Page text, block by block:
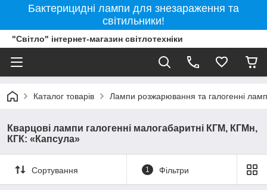
Бактерицидні лампи для знезараження та
світильники!
"Світло" інтернет-магазин світлотехніки
Каталог товарів Лампи розжарювання та галогенні
Кварцові лампи галогенні малогабаритні КГМ, КГМн,
КГК: «Капсула»
Сортування 1 Фільтри